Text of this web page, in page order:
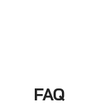
FAQ